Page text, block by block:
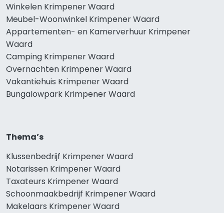
Winkelen Krimpener Waard
Meubel-Woonwinkel Krimpener Waard
Appartementen- en Kamerverhuur Krimpener
Waard
Camping Krimpener Waard
Overnachten Krimpener Waard
Vakantiehuis Krimpener Waard
Bungalowpark Krimpener Waard
Thema’s
Klussenbedrijf Krimpener Waard
Notarissen Krimpener Waard
Taxateurs Krimpener Waard
Schoonmaakbedrijf Krimpener Waard
Makelaars Krimpener Waard